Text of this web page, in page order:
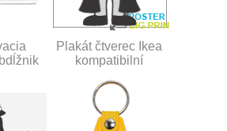
Plakát čtverec Ikea
kompatibilní